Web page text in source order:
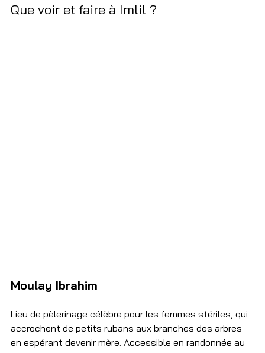
Que voir et faire à Imlil ?
Moulay Ibrahim
Lieu de pèlerinage célèbre pour les femmes stériles, qui
accrochent de petits rubans aux branches des arbres
en espérant devenir mère. Accessible en randonnée au